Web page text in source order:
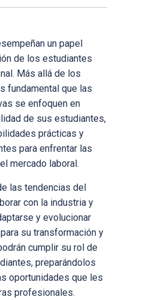
un papel
de los estudiantes
Más allá de los
fundamental que las
se enfoquen en
de sus estudiantes,
prácticas y
para enfrentar las
mercado laboral.
las tendencias del
con la industria y
y evolucionar
su transformación y
cumplir su rol de
preparándolos
oportunidades que les
profesionales.